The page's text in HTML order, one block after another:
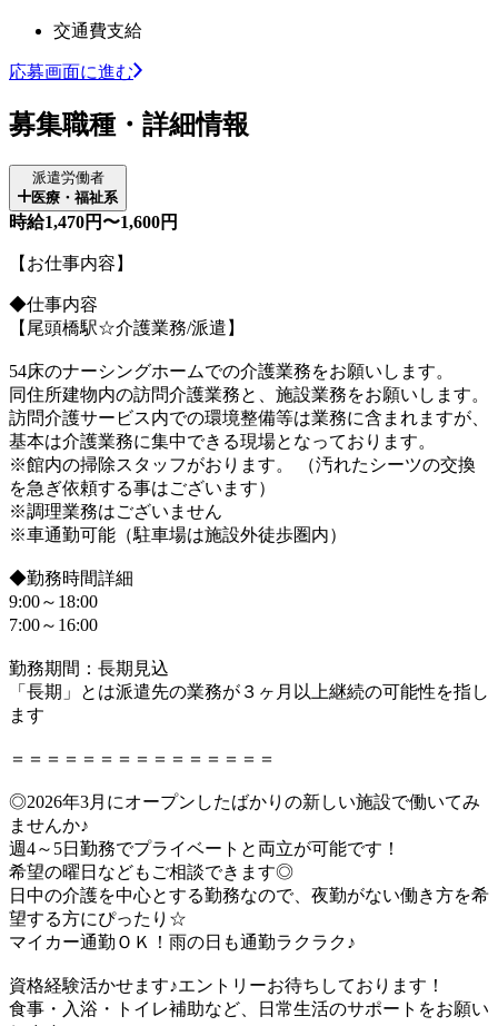
交通費支給
応募画面に進む
募集職種・詳細情報
派遣労働者
医療・福祉系
時給1,470円〜1,600円
【お仕事内容】
◆仕事内容
【尾頭橋駅☆介護業務/派遣】
54床のナーシングホームでの介護業務をお願いします。
同住所建物内の訪問介護業務と、施設業務をお願いします。
訪問介護サービス内での環境整備等は業務に含まれますが、
基本は介護業務に集中できる現場となっております。
※館内の掃除スタッフがおります。 （汚れたシーツの交換
を急ぎ依頼する事はございます）
※調理業務はございません
※車通勤可能（駐車場は施設外徒歩圏内）
◆勤務時間詳細
9:00～18:00
7:00～16:00
勤務期間：長期見込
「長期」とは派遣先の業務が３ヶ月以上継続の可能性を指し
ます
＝＝＝＝＝＝＝＝＝＝＝＝＝＝＝
◎2026年3月にオープンしたばかりの新しい施設で働いてみ
ませんか♪
週4～5日勤務でプライベートと両立が可能です！
希望の曜日などもご相談できます◎
日中の介護を中心とする勤務なので、夜勤がない働き方を希
望する方にぴったり☆
マイカー通勤ＯＫ！雨の日も通勤ラクラク♪
資格経験活かせます♪エントリーお待ちしております！
食事・入浴・トイレ補助など、日常生活のサポートをお願い